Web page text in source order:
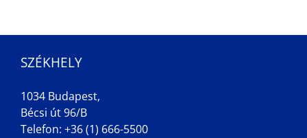
SZÉKHELY
1034 Budapest,
Bécsi út 96/B
Telefon: +36 (1) 666-5500